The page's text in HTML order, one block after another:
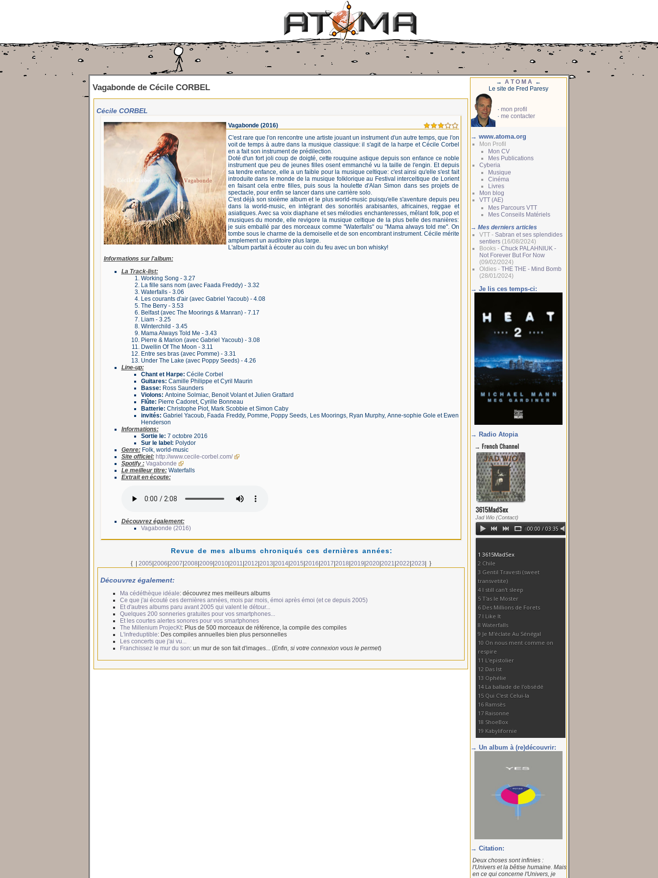
Vagabonde de Cécile CORBEL
Cécile CORBEL
Vagabonde(2016)
C'est rare que l'on rencontre une artiste jouant un instrument d'un autre temps, que l'on
voit de temps à autre dans la musique classique: il s'agit de la harpe et Cécile Corbel
en a fait son instrument de prédilection.
Doté d'un fort joli coup de doigté, cette rouquine astique depuis son enfance ce noble
instrument que peu de jeunes filles osent emmanché vu la taille de l'engin. Et depuis
sa tendre enfance, elle a un faible pour la musique celtique: c'est ainsi qu'elle s'est fait
introduite dans le monde de la musique folklorique au Festival interceltique de Lorient
en faisant cela entre filles, puis sous la houlette d'Alan Simon dans ses projets de
spectacle, pour enfin se lancer dans une carrière solo.
C'est déjà son sixième album et le plus world-music puisqu'elle s'aventure depuis peu
dans la world-music, en intégrant des sonorités arabisantes, africaines, reggae et
asiatiques. Avec sa voix diaphane et ses mélodies enchanteresses, mêlant folk, pop et
musiques du monde, elle revigore la musique celtique de la plus belle des manières:
je suis emballé par des morceaux comme "Waterfalls" ou "Mama always told me". On
tombe sous le charme de la demoiselle et de son encombrant instrument. Cécile mérite
amplement un auditoire plus large.
L'album parfait à écouter au coin du feu avec un bon whisky!
Informations sur l'album:
La Track-list:
Working Song - 3.27
La fille sans nom (avec Faada Freddy) - 3.32
Waterfalls - 3.06
Les courants d'air (avec Gabriel Yacoub) - 4.08
The Berry - 3.53
Belfast (avec The Moorings & Manran) - 7.17
Liam - 3.25
Winterchild - 3.45
Mama Always Told Me - 3.43
Pierre & Marion (avec Gabriel Yacoub) - 3.08
Dwellin Of The Moon - 3.11
Entre ses bras (avec Pomme) - 3.31
Under The Lake (avec Poppy Seeds) - 4.26
Line-up:
Chant et Harpe: Cécile Corbel
Guitares: Camille Philippe et Cyril Maurin
Basse: Ross Saunders
Violons: Antoine Solmiac, Benoit Volant et Julien Grattard
Flûte: Pierre Cadoret, Cyrille Bonneau
Batterie: Christophe Piot, Mark Scobbie et Simon Caby
invités: Gabriel Yacoub, Faada Freddy, Pomme, Poppy Seeds, Les Moorings, Ryan Murphy, Anne-sophie Gole et Ewen
Henderson
Informations:
Sortie le: 7 octobre 2016
Sur le label: Polydor
Genre:Folk, world-music
Site officiel: http://www.cecile-corbel.com/
Spotify : Vagabonde
Le meilleur titre:Waterfalls
Extrait en écoute:
Découvrez également:
Vagabonde (2016)
Revue de mes albums chroniqués ces dernières années:
{ | 2005|2006|2007|2008|2009|2010|2011|2012|2013|2014|2015|2016|2017|2018|2019|2020|2021|2022|2023| }
Découvrez également:
Ma cédéthèque idéale: découvrez mes meilleurs albums
Ce que j'ai écouté ces dernières années, mois par mois, émoi après émoi (et ce depuis 2005)
Et d'autres albums paru avant 2005 qui valent le détour...
Quelques 200 sonneries gratuites pour vos smartphones...
Et les courtes alertes sonores pour vos smartphones
The Millenium ProjecKt: Plus de 500 morceaux de référence, la compile des compiles
L'infreduptible: Des compiles annuelles bien plus personnelles
Les concerts que j'ai vu...
Franchissez le mur du son: un mur de son fait d'images... (Enfin, si votre connexion vous le permet)
→ A T O M A ←
Le site de Fred Paresy
· mon profil
· me contacter
→ www.atoma.org
Mon Profil
Mon CV
Mes Publications
Cyberia
Musique
Cinéma
Livres
Mon blog
VTT (AE)
Mes Parcours VTT
Mes Conseils Matériels
→ Mes derniers articles
VTT - Sabran et ses splendides
sentiers (16/08/2024)
Books - Chuck PALAHNIUK -
Not Forever But For Now
(09/02/2024)
Oldies - THE THE - Mind Bomb
(28/01/2024)
→ Je lis ces temps-ci:
→ Radio Atopia
→ Un album à (re)découvrir:
→ Citation:
Deux choses sont infinies :
l'Univers et la bêtise humaine. Mais
en ce qui concerne l'Univers, je